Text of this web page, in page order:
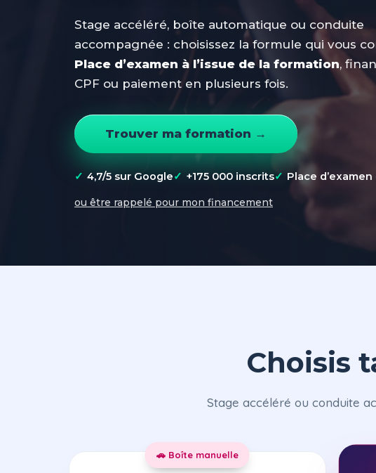
Code en ligne
Bâteau
Bateau
Stage accéléré, boîte automatique ou conduite
accompagnée : choisissez la formule qui vous
Place d’examen à l’issue de la formation,
CPF ou paiement en plusieurs fois.
Trouver ma formation →
✓ 4,7/5 sur Google✓ +175 000 inscrits✓ Place
ou être rappelé pour mon financement
Choisis
Stage accéléré ou conduite
🚗 Boîte manuelle